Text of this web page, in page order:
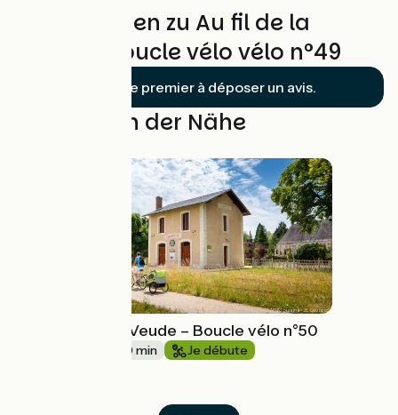
Bewertungen zu Au fil de la
Veude - Boucle vélo vélo n°49
Soyez le premier à déposer un avis.
Schleifen in der Nähe
Entre Mable et Veude – Boucle vélo n°50
1 h 30 min Je débute